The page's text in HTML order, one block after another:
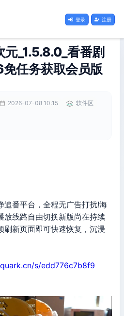
登录 注册
元_1.5.8.0_看番剧
任务获取会员版
2026-07-08 10:15
软件区
追番平台，全程无广告打扰!海
放线路自由切换新版尚在持续
刷新页面即可快速恢复，沉浸
s/edd776c7b8f9